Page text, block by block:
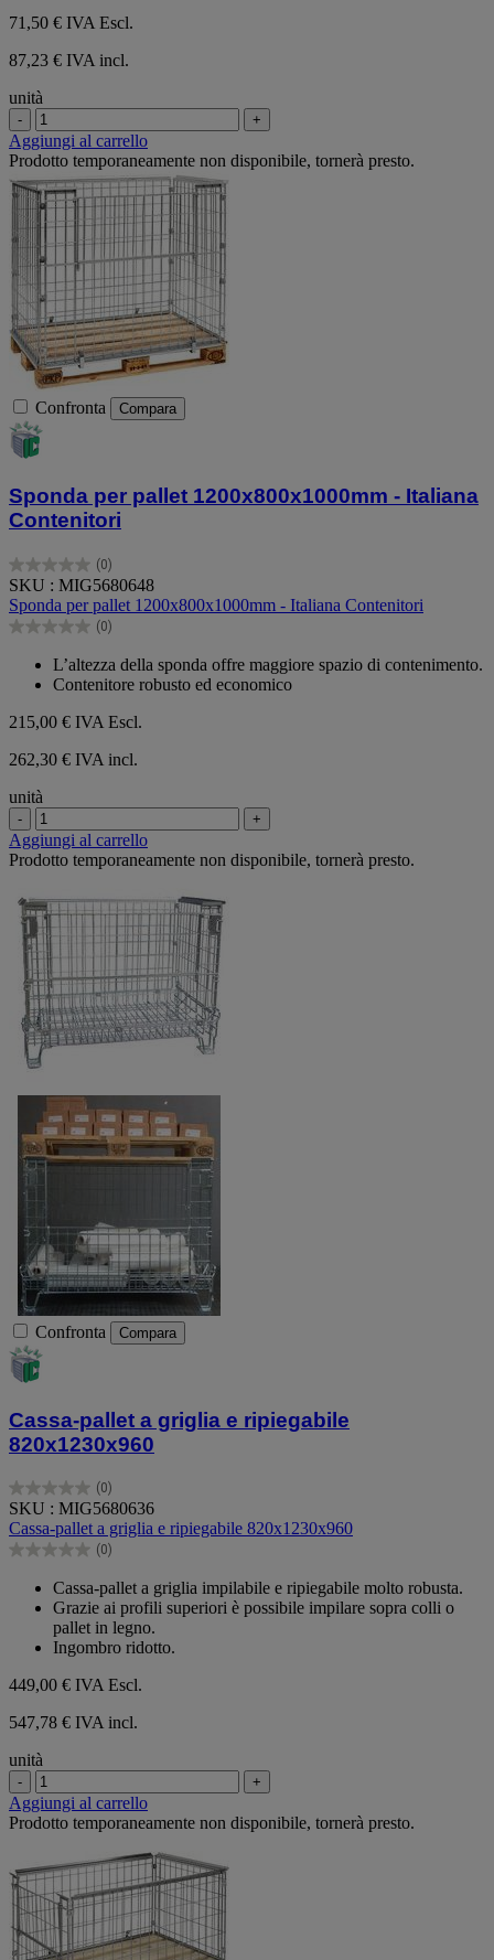
71,50 € IVA Escl.
87,23 € IVA incl.
unità
- +
Aggiungi al carrello
Prodotto temporaneamente non disponibile, tornerà presto.
Confronta Compara
Sponda per pallet 1200x800x1000mm - Italiana
Contenitori
(0)
0.0
su
5
stelle.
SKU : MIG5680648
Sponda per pallet 1200x800x1000mm - Italiana Contenitori
(0)
0.0
stelle.
L’altezza della sponda offre maggiore spazio di contenimento.
Contenitore robusto ed economico
215,00 € IVA Escl.
262,30 € IVA incl.
unità
- +
Aggiungi al carrello
Prodotto temporaneamente non disponibile, tornerà presto.
Confronta Compara
Cassa-pallet a griglia e ripiegabile
820x1230x960
(0)
0.0
su
5
stelle.
SKU : MIG5680636
Cassa-pallet a griglia e ripiegabile 820x1230x960
(0)
0.0
Cassa-pallet a griglia impilabile e ripiegabile molto robusta.
Grazie ai profili superiori è possibile impilare sopra colli o
pallet in legno.
Ingombro ridotto.
449,00 € IVA Escl.
547,78 € IVA incl.
unità
- +
Aggiungi al carrello
Prodotto temporaneamente non disponibile, tornerà presto.